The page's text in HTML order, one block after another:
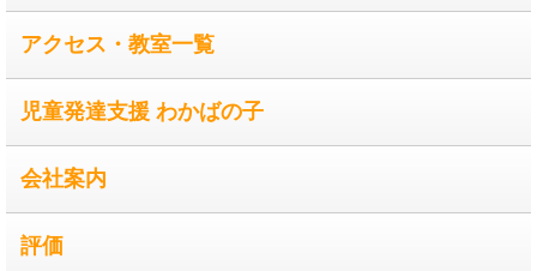
アクセス・教室一覧
児童発達支援 わかばの子
会社案内
評価